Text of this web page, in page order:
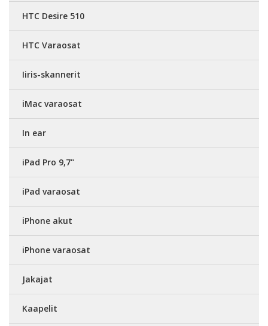
HTC Desire 510
HTC Varaosat
Iiris-skannerit
iMac varaosat
In ear
iPad Pro 9,7"
iPad varaosat
iPhone akut
iPhone varaosat
Jakajat
Kaapelit